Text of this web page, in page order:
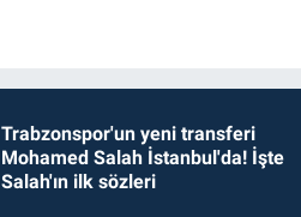
Trabzonspor'un yeni transferi
Mohamed Salah İstanbul'da! İşte
Salah'ın ilk sözleri